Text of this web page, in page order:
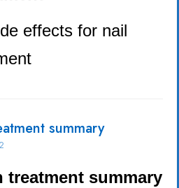
effects for nail
summary
treatment summary